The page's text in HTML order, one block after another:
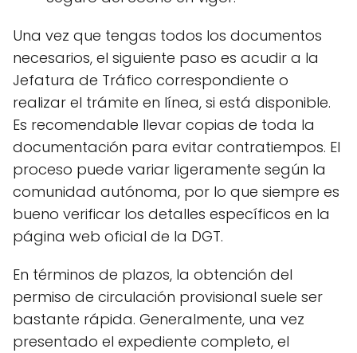
Una vez que tengas todos los documentos
necesarios, el siguiente paso es acudir a la
Jefatura de Tráfico correspondiente o
realizar el trámite en línea, si está disponible.
Es recomendable llevar copias de toda la
documentación para evitar contratiempos. El
proceso puede variar ligeramente según la
comunidad autónoma, por lo que siempre es
bueno verificar los detalles específicos en la
página web oficial de la DGT.
En términos de plazos, la obtención del
permiso de circulación provisional suele ser
bastante rápida. Generalmente, una vez
presentado el expediente completo, el